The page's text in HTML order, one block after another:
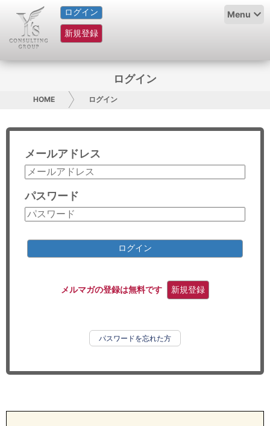
ログイン
新規登録
Menu
HOME
サービス紹介
グループ概要
採用情報
お問い合わせ
コンサルティング
リサーチ
ログイン
HOME ログイン
メールアドレス
パスワード
ログイン
メルマガの登録は無料です 新規登録
パスワードを忘れた方